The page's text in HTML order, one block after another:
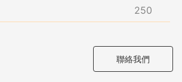
250
聯絡我們